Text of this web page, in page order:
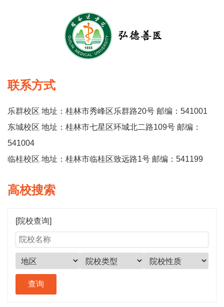
联系方式
乐群校区 地址：桂林市秀峰区乐群路20号 邮编：541001
东城校区 地址：桂林市七星区环城北二路109号 邮编：
541004
临桂校区 地址：桂林市临桂区致远路1号 邮编：541199
高校搜索
[院校查询]